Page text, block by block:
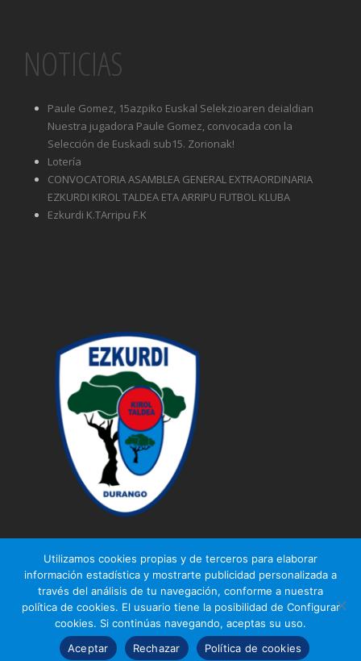
NOTICIAS
Paule Gomez, 15azpiko Euskal Selekzioaren deialdian
Nuestra jugadora Paule Gomez, convocada con la
Selección de Euskadi sub15. Zorionak!
Lotería
CONVOCATORIA ASAMBLEA GENERAL EXTRAORDINARIA
EZKURDI KIROL TALDEA ETA ARRIPU FUTBOL KLUBA
Ezkurdi K.TArripu F.K
© Ezkurdi KT
Aviso legal|Política de privacidad| Política de cookies
Diseño webGurenet
Utilizamos cookies propias y de terceros para elaborar
información estadística y mostrarte publicidad personalizada a
través del análisis de tu navegación, conforme a nuestra
política de cookies. El usuario tiene la posibilidad de Configurar
cookies. Si continúas navegando, aceptas su uso.
Aceptar
Rechazar Política de cookies